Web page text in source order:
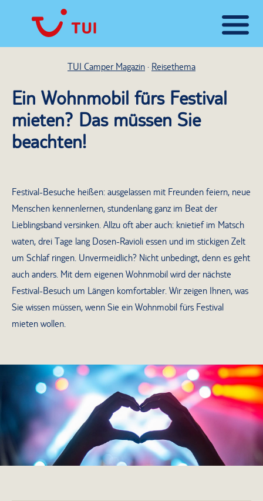
TUI Camper Magazin Reisethema
Ein Wohnmobil fürs Festival
mieten? Das müssen Sie
beachten!
Festival-Besuche heißen: ausgelassen mit Freunden feiern, neue
Menschen kennenlernen, stundenlang ganz im Beat der
Lieblingsband versinken. Allzu oft aber auch: knietief im Matsch
waten, drei Tage lang Dosen-Ravioli essen und im stickigen Zelt
um Schlaf ringen. Unvermeidlich? Nicht unbedingt, denn es geht
auch anders. Mit dem eigenen Wohnmobil wird der nächste
Festival-Besuch um Längen komfortabler. Wir zeigen Ihnen, was
Sie wissen müssen, wenn Sie ein Wohnmobil fürs Festival
mieten wollen.